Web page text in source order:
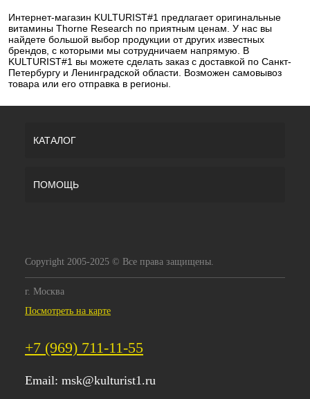
Интернет-магазин KULTURIST#1 предлагает оригинальные
витамины Thorne Research по приятным ценам. У нас вы
найдете большой выбор продукции от других известных
брендов, с которыми мы сотрудничаем напрямую. В
KULTURIST#1 вы можете сделать заказ с доставкой по Санкт-
Петербургу и Ленинградской области. Возможен самовывоз
товара или его отправка в регионы.
КАТАЛОГ
ПОМОЩЬ
Copyright 2005-2025 © Все права защищены.
г. Москва
Посмотреть на карте
+7 (969) 711-11-55
Email: msk@kulturist1.ru